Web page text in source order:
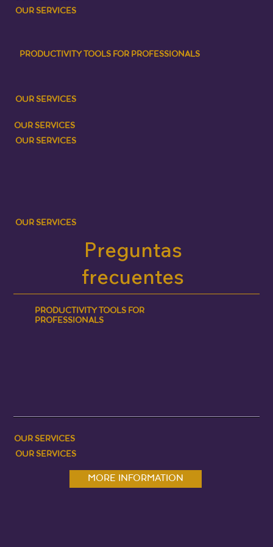
OUR SERVICES
PRODUCTIVITY TOOLS FOR PROFESSIONALS
OUR SERVICES
OUR SERVICES
OUR SERVICES
OUR SERVICES
Preguntas
frecuentes
PRODUCTIVITY TOOLS FOR
PROFESSIONALS
OUR SERVICES
OUR SERVICES
MORE INFORMATION